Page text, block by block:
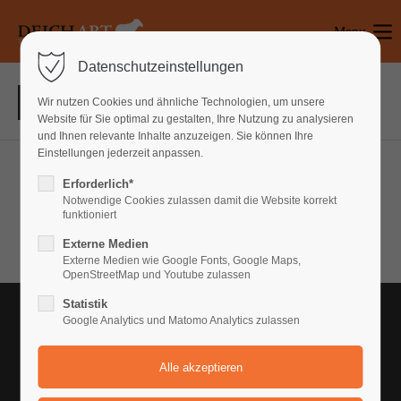
Login
Benutzername
Passwort
Anmelden
Register
Lorem ipsum dolor sit amet:
Menu
Aenean
Lorem ipsum dolor sit amet, consectetuer adipiscing elit.
Datenschutzeinstellungen
Wir nutzen Cookies und ähnliche Technologien, um unsere
Website für Sie optimal zu gestalten, Ihre Nutzung zu analysieren
und Ihnen relevante Inhalte anzuzeigen. Sie können Ihre
Einstellungen jederzeit anpassen.
Erforderlich*
Notwendige Cookies zulassen damit die Website korrekt
funktioniert
Externe Medien
Externe Medien wie Google Fonts, Google Maps,
OpenStreetMap und Youtube zulassen
Statistik
Google Analytics und Matomo Analytics zulassen